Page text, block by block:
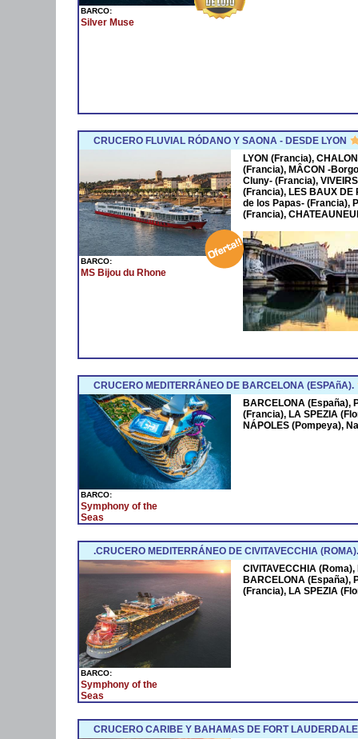
BARCO:
Silver Muse
CRUCERO FLUVIAL RÓDANO Y SAONA - DESDE LYON
BARCO:
MS Bijou du Rhone
LYON (Francia),
(Francia), MÂCON -
Cluny- (Francia),
(Francia), LES BAUX DE
de los Papas- (Francia),
(Francia),
CRUCERO MEDITERRÁNEO DE BARCELONA (ESPAñA).
BARCO:
Symphony of the
Seas
BARCELONA (España),
(Francia), LA SPEZIA
NÁPOLES (Pompeya),
.CRUCERO MEDITERRÁNEO DE CIVITAVECCHIA (ROMA).
BARCO:
Symphony of the
Seas
CIVITAVECCHIA
BARCELONA (España),
(Francia), LA SPEZIA
CRUCERO CARIBE Y BAHAMAS DE FORT